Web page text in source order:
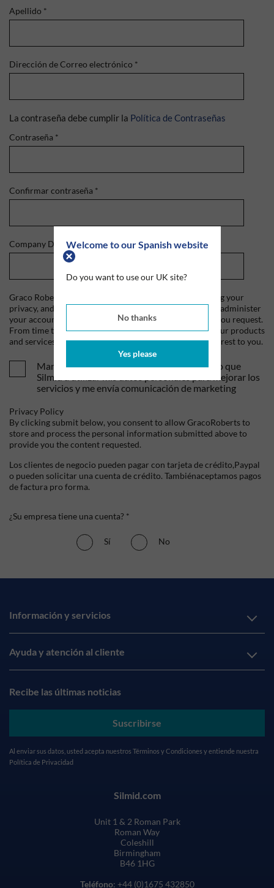
Welcome to our Spanish website
Do you want to use our UK site?
No thanks
Yes please
Apellido *
Dirección de Correo electrónico *
La contraseña debe cumplir la Política de Contraseñas
Contraseña *
Confirmar contraseña *
Company Domain*
Graco Roberts is committed to protecting and respecting your
privacy, and we'll only use your personal information to administer
your account and to provide the products and services you request.
From time to time, we would like to contact you about our products
and services, as well as other content that may be of interest to you.
Mandame tus ofertas y novedades. Entiendo que
Silmid a utilizar mis datos personales para mejorar los
servicios y me envía comunicación de marketing
Privacy Policy
By clicking submit below, you consent to allow GracoRoberts to
store and process the personal information submitted above to
provide you the content requested.
Los clientes de negocio pueden pagar con tarjeta de crédito,Paypal
o pueden solicitar una cuenta de crédito. Tambiénaceptamos pagos
de factura pro forma.
¿Su empresa tiene una cuenta? *
Sí No
Información y servicios
Ayuda y atención al cliente
Recibe las últimas noticias
Suscribirse
Al enviar sus datos, usted acepta nuestros Términos y Condiciones y entiende nuestra
Política de Privacidad
Silmid.com
Unit 1 & 2 Roman Park
Roman Way
Coleshill
Birmingham
B46 1HG
Teléfono: +44 (0)1675 432850